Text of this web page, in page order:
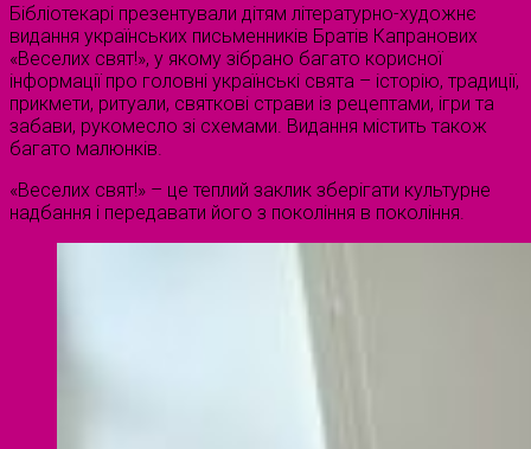
Бібліотекарі презентували дітям літературно-художнє
видання українських письменників Братів Капранових
«Веселих свят!», у якому зібрано багато корисної
інформації про головні українські свята – історію, традиції,
прикмети, ритуали, святкові страви із рецептами, ігри та
забави, рукомесло зі схемами. Видання містить також
багато малюнків.
«Веселих свят!» – це теплий заклик зберігати культурне
надбання і передавати його з покоління в покоління.